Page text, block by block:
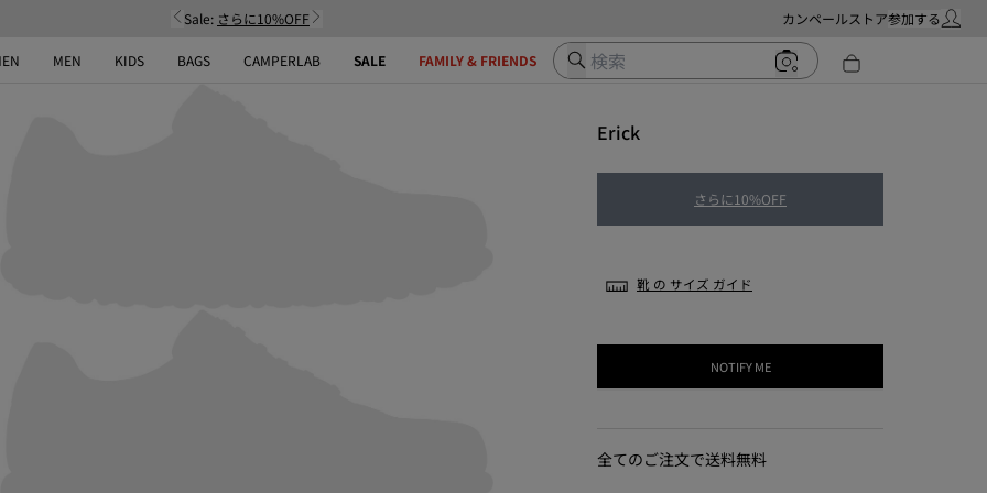
Sale: さらに10%OFF カンペールストア参加するマイ・
MEN KIDS BAGS CAMPERLAB SALE FAMILY & FRIENDS 検索
Erick
さらに10%OFF
靴 の サイズ ガイド
NOTIFY ME
全てのご注文で送料無料